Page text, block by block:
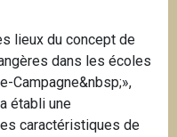
lieux du concept de
dans les écoles
Campagne&nbsp;»,
établi une
caractéristiques de